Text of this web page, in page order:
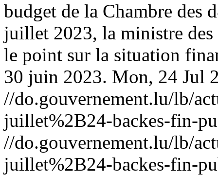
budget de la Chambre des
juillet 2023, la ministre
le point sur la situation
30 juin 2023. Mon, 24 Jul
//do.gouvernement.lu/lb/
juillet%2B24-backes-fin-
//do.gouvernement.lu/lb/
juillet%2B24-backes-fin-